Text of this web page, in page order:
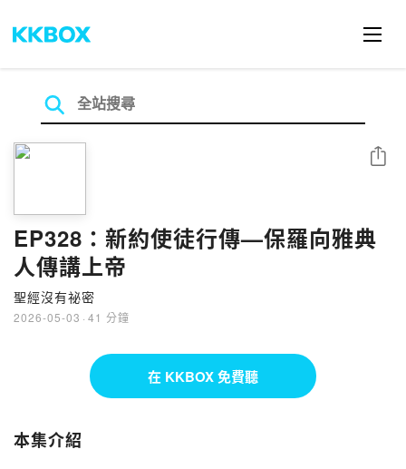
EP328：新約使徒行傳—保羅向雅典
人傳講上帝
聖經沒有祕密
2026-05-03 · 41 分鐘
分享
在 KKBOX 免費聽
本集介紹